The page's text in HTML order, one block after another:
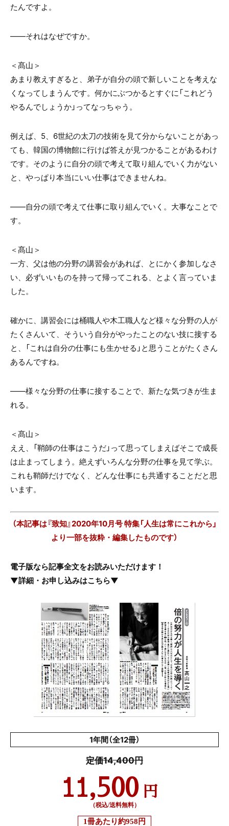
たんですよ。
——それはなぜですか。
＜髙山＞
あまり教えすぎると、弟子が自分の頭で新しいことを考えな
くなってしまうんです。何かにぶつかるとすぐに「これどう
やるんでしょうか」ってなっちゃう。
例えば、5、6世紀の太刀の技術を見て分からないことがあっ
ても、韓国の博物館に行けば答えが見つかることがあるわけ
です。そのように自分の頭で考えて取り組んでいく力がない
と、やっぱり本当にいい仕事はできませんね。
——自分の頭で考えて仕事に取り組んでいく。大事なことで
す。
＜髙山＞
一方、父は他の分野の講習会があれば、とにかく参加しなさ
い、必ずいいものを持って帰ってこれる、とよく言っていま
した。
確かに、講習会には桶職人や木工職人など様々な分野の人が
たくさんいて、そういう自分がやったことのない技に接する
と、「これは自分の仕事にも生かせる」と思うことがたくさん
あるんですね。
——様々な分野の仕事に接することで、新たな気づきが生ま
れる。
＜髙山＞
ええ、「鞘師の仕事はこうだ」って思ってしまえばそこで成長
は止まってしまう。絶えずいろんな分野の仕事を見て学ぶ。
これも鞘師だけでなく、どんな仕事にも共通することだと思
います。
（本記事は『致知』2020年10月号 特集「人生は常にこれから」
より一部を抜粋・編集したものです）
電子版なら記事全文をお読みいただけます！
▼詳細・お申し込みはこちら▼
1年間（全12冊）
定価14,400円
11,500 円
（税込/送料無料）
1冊あたり約958円